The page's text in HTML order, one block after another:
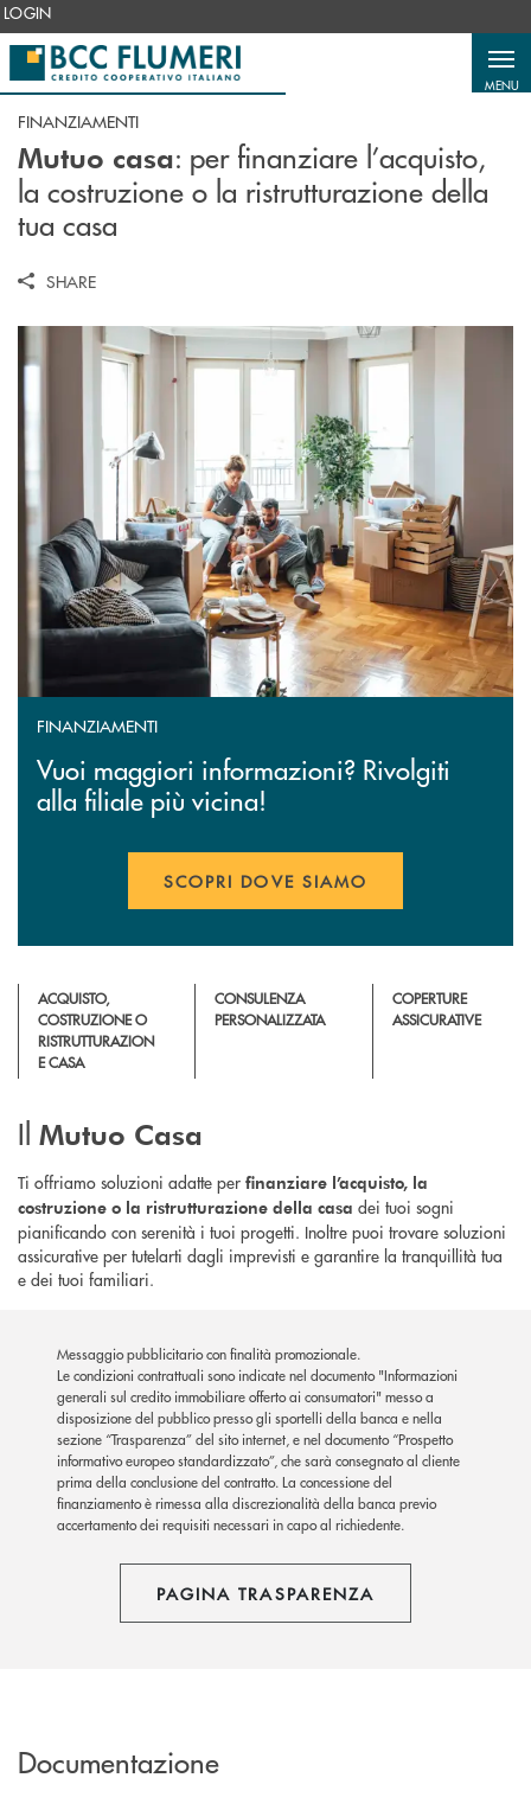
Salta al contenuto principale
LOGIN
MENU
FINANZIAMENTI
Mutuo casa: per finanziare l’acquisto,
la costruzione o la ristrutturazione della
tua casa
SHARE
FINANZIAMENTI
Vuoi maggiori informazioni? Rivolgiti
alla filiale più vicina!
SCOPRI DOVE SIAMO
ACQUISTO,
COSTRUZIONE O
RISTRUTTURAZION
E CASA
CONSULENZA
PERSONALIZZATA
COPERTURE
ASSICURATIVE
Il Mutuo Casa
Ti offriamo soluzioni adatte per finanziare l’acquisto, la
costruzione o la ristrutturazione della casa dei tuoi sogni
pianificando con serenità i tuoi progetti. Inoltre puoi trovare soluzioni
assicurative per tutelarti dagli imprevisti e garantire la tranquillità tua
e dei tuoi familiari.
Messaggio pubblicitario con finalità promozionale.
Le condizioni contrattuali sono indicate nel documento "Informazioni
generali sul credito immobiliare offerto ai consumatori" messo a
disposizione del pubblico presso gli sportelli della banca e nella
sezione “Trasparenza” del sito internet, e nel documento “Prospetto
informativo europeo standardizzato”, che sarà consegnato al cliente
prima della conclusione del contratto. La concessione del
finanziamento è rimessa alla discrezionalità della banca previo
accertamento dei requisiti necessari in capo al richiedente.
PAGINA TRASPARENZA
Documentazione